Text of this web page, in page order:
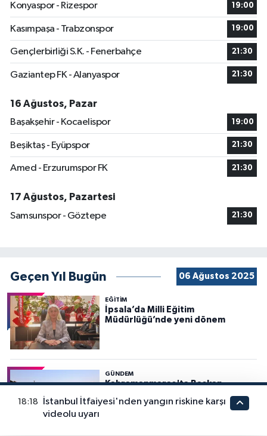
Konyaspor - Rizespor
19:00
Kasımpaşa - Trabzonspor 19:00
Gençlerbirliği S.K. - Fenerbahçe 21:30
Gaziantep FK - Alanyaspor 21:30
16 Ağustos, Pazar
Başakşehir - Kocaelispor
19:00
Beşiktaş - Eyüpspor 21:30
Amed - Erzurumspor FK 21:30
17 Ağustos, Pazartesi
Samsunspor - Göztepe
21:30
Geçen Yıl Bugün 06 Ağustos 2025
EĞİTİM
İpsala’da Milli Eğitim
Müdürlüğü’nde yeni dönem
GÜNDEM
Kahramanmaraş'ta Başkan
sözler!
18:18
İstanbul İtfaiyesi'nden yangın riskine karşı
videolu uyarı